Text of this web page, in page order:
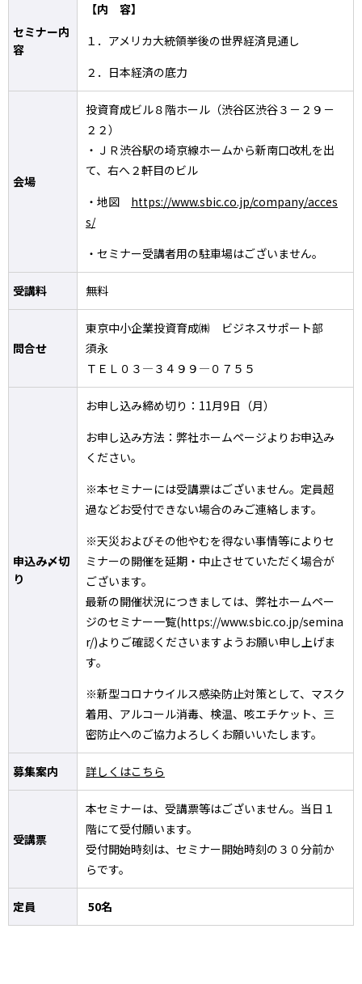
セミナー内
容
【内 容】
１．アメリカ大統領挙後の世界経済見通し
２．日本経済の底力
会場
投資育成ビル８階ホール（渋谷区渋谷３－２９－
２２）
・ＪＲ渋谷駅の埼京線ホームから新南口改札を出
て、右へ２軒目のビル
・地図 https://www.sbic.co.jp/company/acces
s/
・セミナー受講者用の駐車場はございません。
受講料 無料
問合せ
東京中小企業投資育成㈱ ビジネスサポート部
須永
ＴＥＬ０３―３４９９―０７５５
申込み〆切
り
お申し込み締め切り：11月9日（月）
お申し込み方法：弊社ホームページよりお申込み
ください。
※本セミナーには受講票はございません。定員超
過などお受付できない場合のみご連絡します。
※天災およびその他やむを得ない事情等によりセ
ミナーの開催を延期・中止させていただく場合が
ございます。
最新の開催状況につきましては、弊社ホームペー
ジのセミナー一覧(https://www.sbic.co.jp/semina
r/)よりご確認くださいますようお願い申し上げま
す。
※新型コロナウイルス感染防止対策として、マスク
着用、アルコール消毒、検温、咳エチケット、三
密防止へのご協力よろしくお願いいたします。
募集案内 詳しくはこちら
受講票
本セミナーは、受講票等はございません。当日１
階にて受付願います。
受付開始時刻は、セミナー開始時刻の３０分前か
らです。
定員 50名